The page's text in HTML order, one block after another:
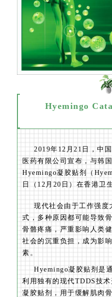
Hyemingo
2019年12月21日，中
医药有限公司宣布，与韩
Hyemingo凝胶贴剂（
日（12月20日）在香港卫
现代社会由于工作强度
式，多种原因都可能导致
骨骼疼痛，严重影响人类
社会的沉重负担，成为影
素。
Hyemingo凝胶贴剂是
利用独有的现代TDDS技
凝胶贴剂，用于缓解肌肉